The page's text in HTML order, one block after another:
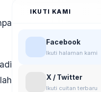
IKUTI KAMI
Facebook
Ikuti halaman kami
X / Twitter
Ikuti cuitan terbaru